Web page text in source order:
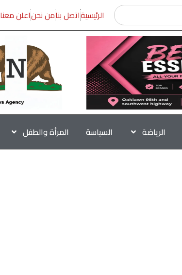
الرئيسيةاتصل بنامن نحناعلن معنا
الرياضة السياسة المرأة والطفل